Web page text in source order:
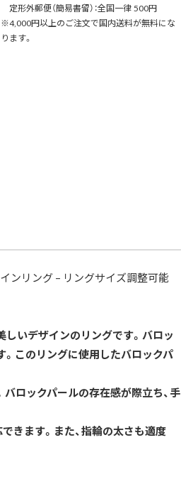
定形外郵便（簡易書留）：全国一律 500円
※4,000円以上のご注文で国内送料が無料にな
ります。
ンリング – リングサイズ調整可能
いデザインのリングです。バロッ
。このリングに使用したバロックパ
ロックパールの存在感が際立ち、手
きます。また、指輪の太さも適度